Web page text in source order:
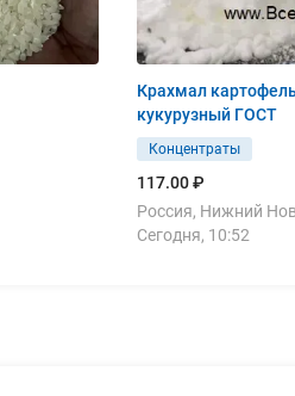
Крахмал
кукурузный ГОСТ
Концентраты
117.00 ₽
Россия, Нижний
Сегодня, 10:52